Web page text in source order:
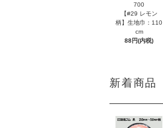
700
【#29 レモン
柄】生地巾：110
cm
88円(内税)
新着商品